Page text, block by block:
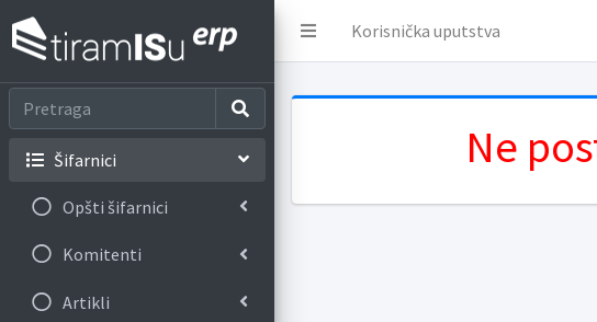
Korisnička uputstva
Šifarnici
Opšti šifarnici
Komitenti
Artikli
Ne